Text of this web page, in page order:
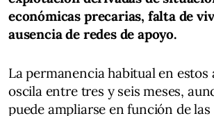
económicas precarias, falta de
ausencia de redes de apoyo.
La permanencia habitual en estos
oscila entre tres y seis meses,
puede ampliarse en función de las